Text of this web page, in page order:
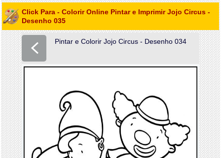
Click Para - Colorir Online Pintar e Imprimir Jojo Circus -
Desenho 035
Pintar e Colorir Jojo Circus - Desenho 034